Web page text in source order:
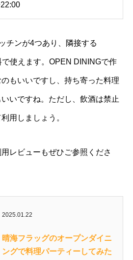
チンが4つあり、隣接する
使えます。OPEN DININGで作
もいいですし、持ち寄った料理
いですね。ただし、飲酒は禁止
用しましょう。
レビューもぜひご参照くださ
2025.01.22
晴海フラッグのオープンダイニ
ングで料理パーティーしてみた